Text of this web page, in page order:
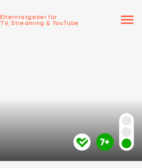
Elternratgeber für
TV, Streaming & YouTube
menu